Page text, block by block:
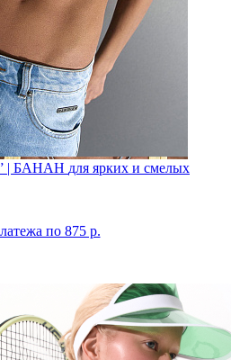
| БАНАН для ярких и смелых
по 875 р.